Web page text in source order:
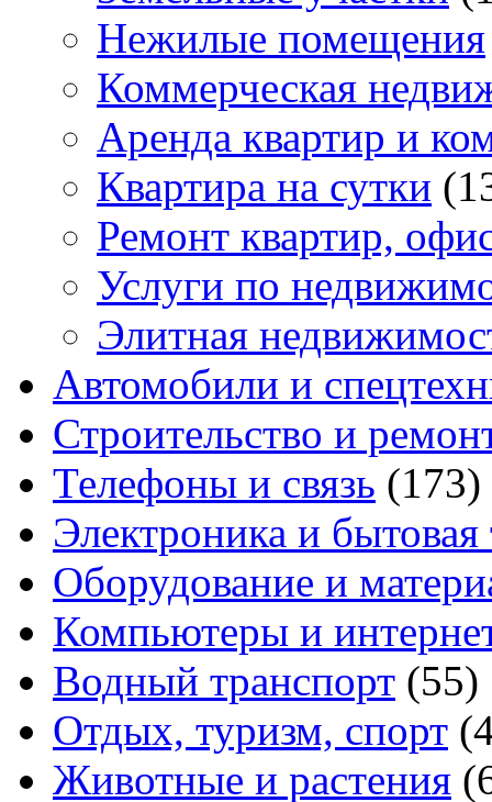
Нежилые помещения
Коммерческая
Аренда квартир и
Квартира на сутки
Ремонт квартир,
Услуги по
Элитная
Автомобили и
Строительство и
Телефоны и связь (173)
Электроника и бытовая
Оборудование и
Компьютеры и
Водный транспорт (55)
Отдых, туризм, спорт
Животные и растения